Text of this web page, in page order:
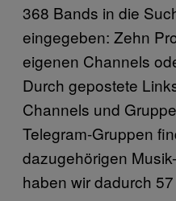
368 Bands in die
eingegeben: Zehn
eigenen Channels
Durch gepostete
Channels und
Telegram-Gruppen
dazugehörigen
haben wir dadurch